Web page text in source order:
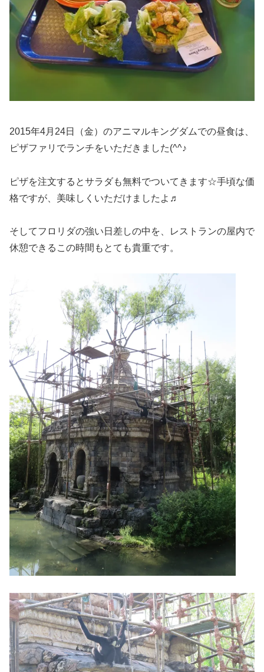
2015年4月24日（金）のアニマルキングダムでの昼食は、
ピザファリでランチをいただきました(^^♪
ピザを注文するとサラダも無料でついてきます☆手頃な価
格ですが、美味しくいただけましたよ♬
そしてフロリダの強い日差しの中を、レストランの屋内で
休憩できるこの時間もとても貴重です。